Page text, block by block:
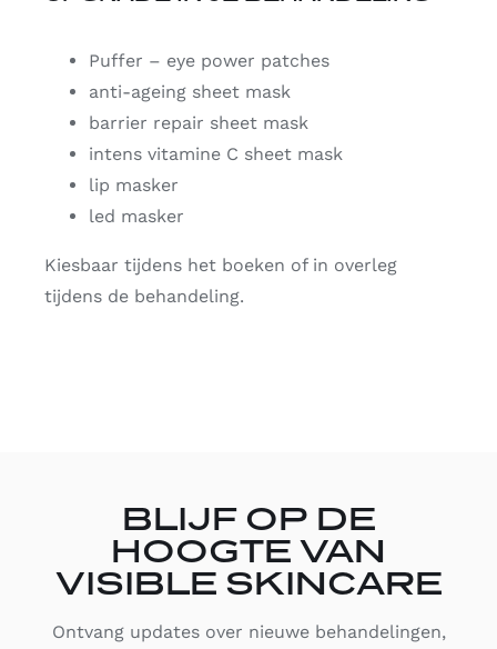
Puffer – eye power patches
anti-ageing sheet mask
barrier repair sheet mask
intens vitamine C sheet mask
lip masker
led masker
Kiesbaar tijdens het boeken of in overleg
tijdens de behandeling.
BLIJF OP DE
HOOGTE VAN
VISIBLE SKINCARE
Ontvang updates over nieuwe behandelingen,